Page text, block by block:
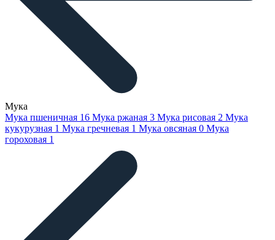
Мука
Мука пшеничная 16 Мука ржаная 3 Мука рисовая 2 Мука
кукурузная 1 Мука гречневая 1 Мука овсяная 0 Мука
гороховая 1